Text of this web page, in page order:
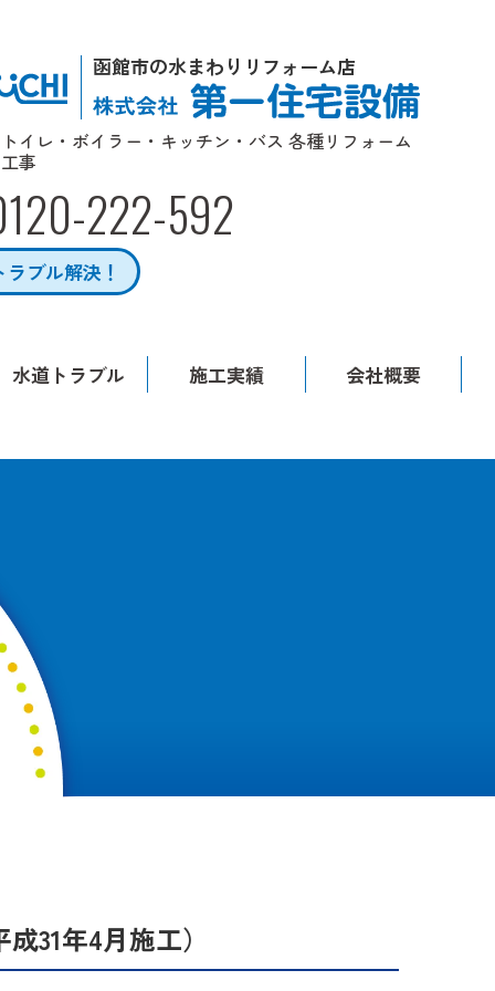
函館市の水まわりリフォーム店
トイレ・ボイラー・キッチン・バス 各種リフォーム
工事
222-592
ブル解決！
水道トラブル 施工実績 会社概要
年4月施工）